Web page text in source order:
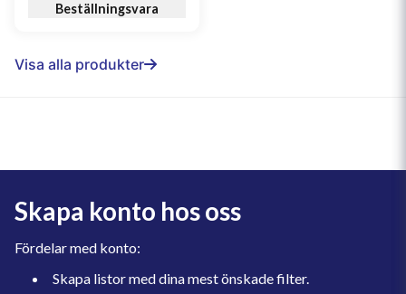
Beställningsvara
Visa alla produkter
Skapa konto hos oss
Fördelar med konto:
Skapa listor med dina mest önskade filter.